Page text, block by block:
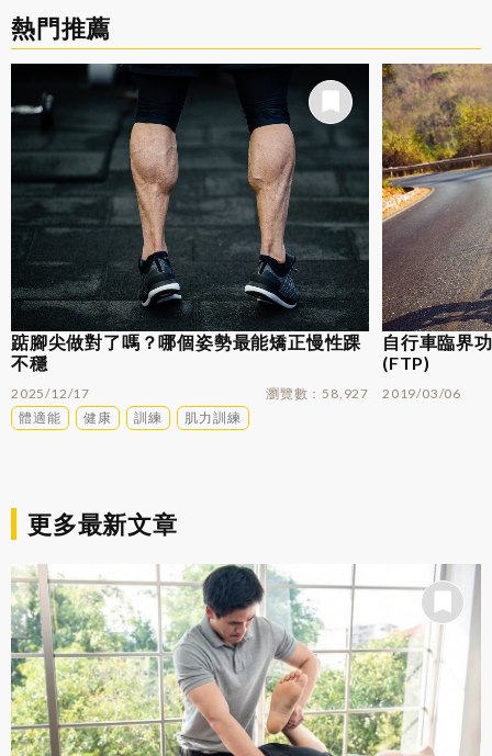
熱門推薦
踮腳尖做對了嗎？哪個姿勢最能矯正慢性踝
不穩
2025/12/17 瀏覽數
58,927
體適能
健康 訓練 肌力訓練
自行車臨界
(FTP)
2019/03/06
更多最新文章